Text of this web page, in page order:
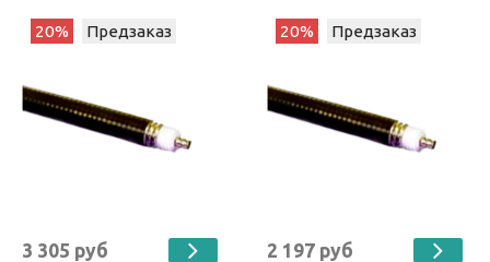
20% Предзаказ
3 305 руб
20% Предзаказ
2 197 руб